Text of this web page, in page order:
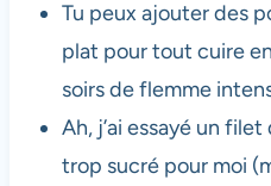
Tu peux ajouter des
plat pour tout cuire
soirs de flemme
Ah, j’ai essayé un
trop sucré pour moi